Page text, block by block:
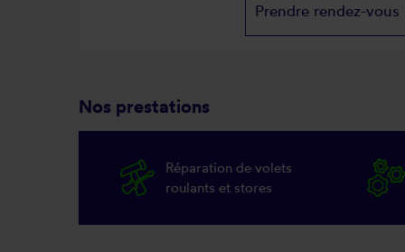
Prendre rendez-vous
Nos prestations
Réparation de volets
roulants et stores